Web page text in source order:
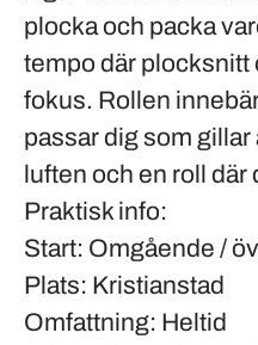
plocka och packa
tempo där plocksnitt
fokus. Rollen
passar dig som gillar
luften och en roll
Praktisk info:
Start: Omgående /
Plats: Kristianstad
Omfattning: Heltid